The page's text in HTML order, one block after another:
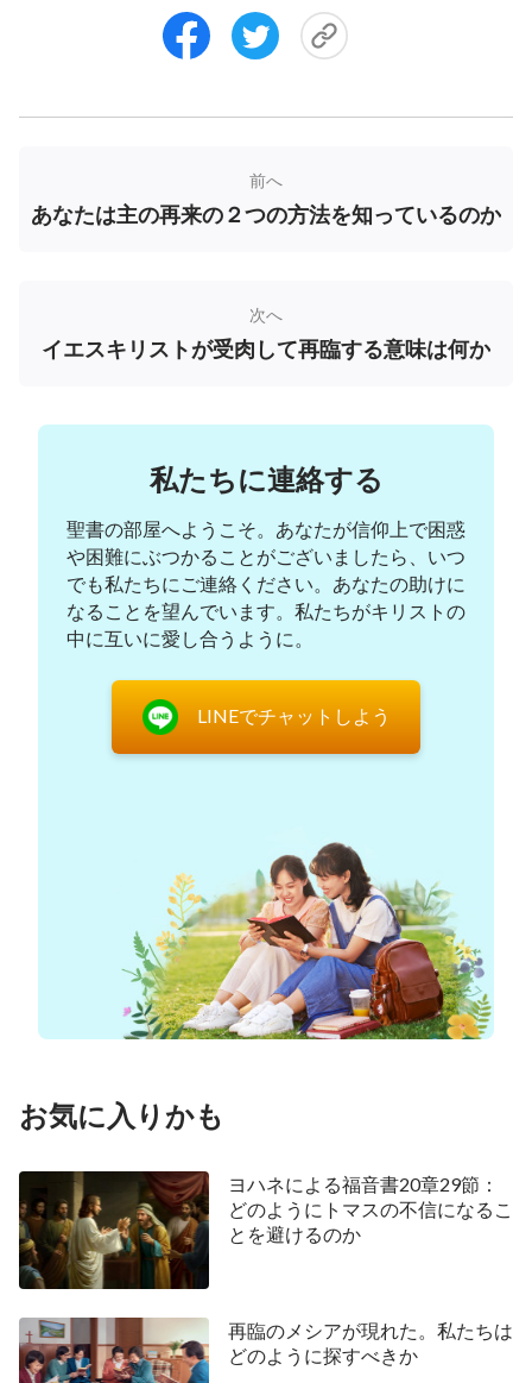
す。「ああ深いかな、神の知恵と知識との富は。そ
のさばきは窮めがたく、その道は測りがたい。『だ
）。神の知恵は人間が計り知れるものではありま
せん。私たちは神の働きを自分たちの考え方に照ら
ことはなく、なす必要のある働きを直接なさり、私
たちは神を神の働きから知り、そして神に従いま
して、もっと主に祈りを捧げるべきです。こうして
のみ、私たちは主の預言を完全に理解して主の来臨
をお迎えすることができるのです。」
ヂャオ兄弟の言葉を聞いていると、私は過去のパ
リサイ人が頭に浮かびました。イエス様がメシアと
た彼らは、預言の文字とそれぞれの観念および想像
に従ってイエス様に反対し、イエス様を非難しまし
怒りの下で滅びていったのです。終わりの日におい
て、主の再臨の預言に関する自分たちの観念と想像
に固持していたのでは、私たちも無意識のうちに主
に抵抗したパリサイ人の道を歩むことになるでしょ
う。それは危険なことです。私はこの時初めて、こ
のように待ち続けていたのでは決して主をお迎えで
求めて頻繁に主に祈りました。
私は主に祈りを聞いてくださったことを感謝しま
した。その後、私はある聖句を見つけました。マラ
キ書1章11節です。「日の出る所から没する所ま
で、異邦人のうちにわが名はあがめられている……
書にはこの記録があります。「だれが東から人を起
前へ
あなたは主の再来の２つの方法を知っているのか
次へ
イエスキリストが受肉して再臨する意味は何か
私たちに連絡する
聖書の部屋へようこそ。あなたが信仰上で困惑
や困難にぶつかることがございましたら、いつ
でも私たちにご連絡ください。あなたの助けに
なることを望んでいます。私たちがキリストの
中に互いに愛し合うように。
LINEでチャットしよう
お気に入りかも
ヨハネによる福音書20章29節：
どのようにトマスの不信になるこ
とを避けるのか
再臨のメシアが現れた。私たちは
どのように探すべきか